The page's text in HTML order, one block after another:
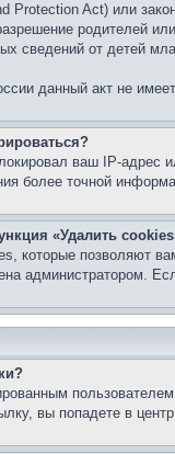
Protection Act) или
родителей
сведений от детей
данный акт не
ваш IP-адрес
более точной
«Удалить
которые позволяют
администратором.
вы попадете в